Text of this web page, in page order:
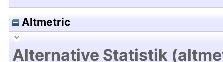
Altmetric
Alternative Statistik